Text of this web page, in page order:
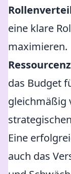
eine klare
maximieren.
das Budget
gleichmäßig
Eine
auch das